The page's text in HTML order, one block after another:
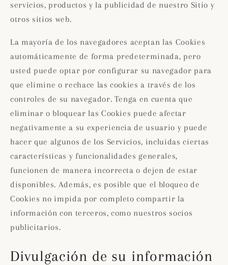
servicios, productos y la publicidad de nuestro Sitio y
otros sitios web.
La mayoría de los navegadores aceptan las Cookies
automáticamente de forma predeterminada, pero
usted puede optar por configurar su navegador para
que elimine o rechace las cookies a través de los
controles de su navegador. Tenga en cuenta que
eliminar o bloquear las Cookies puede afectar
negativamente a su experiencia de usuario y puede
hacer que algunos de los Servicios, incluidas ciertas
características y funcionalidades generales,
funcionen de manera incorrecta o dejen de estar
disponibles. Además, es posible que el bloqueo de
Cookies no impida por completo compartir la
información con terceros, como nuestros socios
publicitarios.
Divulgación de su información